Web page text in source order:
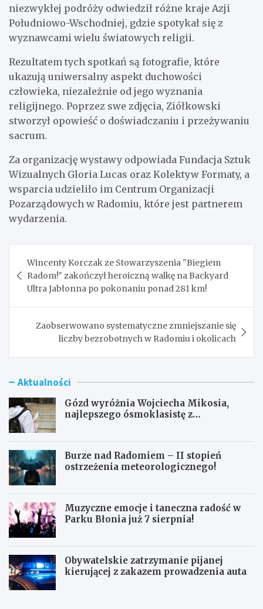
niezwykłej podróży odwiedził różne kraje Azji
Południowo-Wschodniej, gdzie spotykał się z
wyznawcami wielu światowych religii.
Rezultatem tych spotkań są fotografie, które
ukazują uniwersalny aspekt duchowości
człowieka, niezależnie od jego wyznania
religijnego. Poprzez swe zdjęcia, Ziółkowski
stworzył opowieść o doświadczaniu i przeżywaniu
sacrum.
Za organizację wystawy odpowiada Fundacja Sztuk
Wizualnych Gloria Lucas oraz Kolektyw Formaty, a
wsparcia udzieliło im Centrum Organizacji
Pozarządowych w Radomiu, które jest partnerem
wydarzenia.
wpisu
Wincenty Korczak ze Stowarzyszenia "Biegiem
Radom!" zakończył heroiczną walkę na Backyard
Ultra Jabłonna po pokonaniu ponad 281 km!
Zaobserwowano systematyczne zmniejszanie się
liczby bezrobotnych w Radomiu i okolicach
Aktualności
Gózd wyróżnia Wojciecha Mikosia,
najlepszego ósmoklasistę z
Burze nad Radomiem – II stopień
ostrzeżenia meteorologicznego!
Muzyczne emocje i taneczna radość w
Parku Błonia już 7 sierpnia!
Obywatelskie zatrzymanie pijanej
kierującej z zakazem prowadzenia auta
G
B